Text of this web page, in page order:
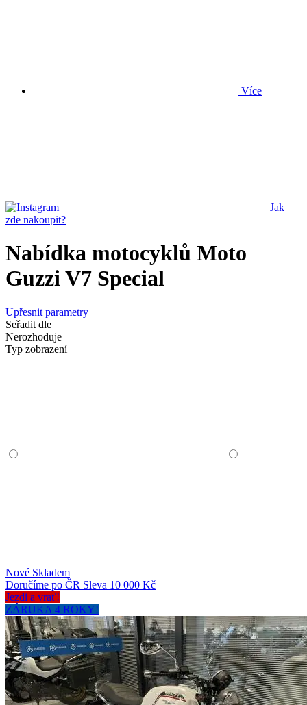
Více
Jak
zde nakoupit?
Nabídka motocyklů Moto
Guzzi V7 Special
Upřesnit parametry
Seřadit dle
Nerozhoduje
Typ zobrazení
Nové Skladem
Doručíme po ČR Sleva 10 000 Kč
Jezdi a vrať!
ZÁRUKA 4 ROKY!